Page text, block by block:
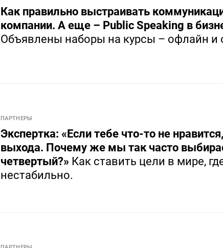
Как правильно выстраивать
компании. А еще – Public Speaking в
Объявлены наборы на курсы – офлайн и
ПАРТНЕРЫ
Экспертка: «Если тебе что-то не
выхода. Почему же мы так часто
четвертый?» Как ставить цели в мире,
нестабильно.